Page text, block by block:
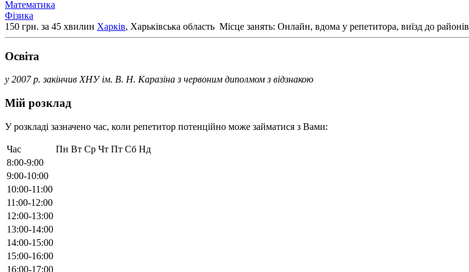
Математика
Фізика
150 грн. за 45 хвилин Харків, Харьківська область Місце занять: Онлайн, вдома у репетитора, виїзд до районів
Освiта
у 2007 р. закінчив ХНУ ім. В. Н. Каразіна з червоним диполмом з відзнакою
Мій розклад
У розкладі зазначено час, коли репетитор потенційно може займатися з Вами:
Час Пн Вт Ср Чт Пт Сб Нд
8:00-9:00
9:00-10:00
10:00-11:00
11:00-12:00
12:00-13:00
13:00-14:00
14:00-15:00
15:00-16:00
16:00-17:00